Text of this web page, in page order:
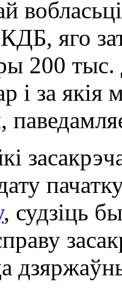
яго
200 тыс.
і за якія
, судзіць